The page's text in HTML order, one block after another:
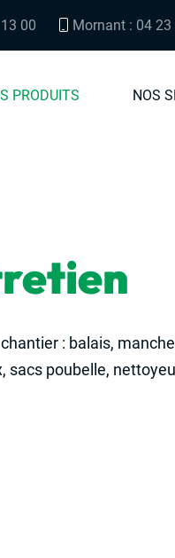
00 Mornant : 04 23
PRODUITS NOS
: balais,
sacs poubelle,